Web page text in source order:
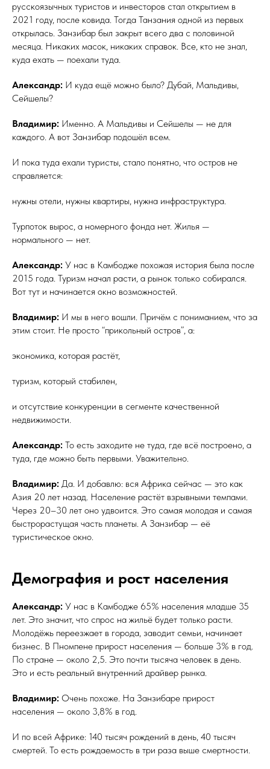
русскоязычных туристов и инвесторов стал открытием в
2021 году, после ковида. Тогда Танзания одной из первых
открылась. Занзибар был закрыт всего два с половиной
месяца. Никаких масок, никаких справок. Все, кто не знал,
куда ехать — поехали туда.
Александр: И куда ещё можно было? Дубай, Мальдивы,
Сейшелы?
Владимир: Именно. А Мальдивы и Сейшелы — не для
каждого. А вот Занзибар подошёл всем.
И пока туда ехали туристы, стало понятно, что остров не
справляется:
нужны отели, нужны квартиры, нужна инфраструктура.
Турпоток вырос, а номерного фонда нет. Жилья —
нормального — нет.
Александр: У нас в Камбодже похожая история была после
2015 года. Туризм начал расти, а рынок только собирался.
Вот тут и начинается окно возможностей.
Владимир: И мы в него вошли. Причём с пониманием, что за
этим стоит. Не просто “прикольный остров”, а:
экономика, которая растёт,
туризм, который стабилен,
и отсутствие конкуренции в сегменте качественной
недвижимости.
Александр: То есть заходите не туда, где всё построено, а
туда, где можно быть первыми. Уважительно.
Владимир: Да. И добавлю: вся Африка сейчас — это как
Азия 20 лет назад. Население растёт взрывными темпами.
Через 20–30 лет оно удвоится. Это самая молодая и самая
быстрорастущая часть планеты. А Занзибар — её
туристическое окно.
Демография и рост населения
Александр: У нас в Камбодже 65% населения младше 35
лет. Это значит, что спрос на жильё будет только расти.
Молодёжь переезжает в города, заводит семьи, начинает
бизнес. В Пномпене прирост населения — больше 3% в год.
По стране — около 2,5. Это почти тысяча человек в день.
Это и есть реальный внутренний драйвер рынка.
Владимир: Очень похоже. На Занзибаре прирост
населения — около 3,8% в год.
И по всей Африке: 140 тысяч рождений в день, 40 тысяч
смертей. То есть рождаемость в три раза выше смертности.